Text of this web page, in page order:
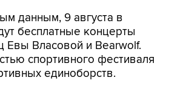
данным, 9 августа в
бесплатные концерты
Евы Власовой и Bearwolf.
спортивного фестиваля
единоборств.